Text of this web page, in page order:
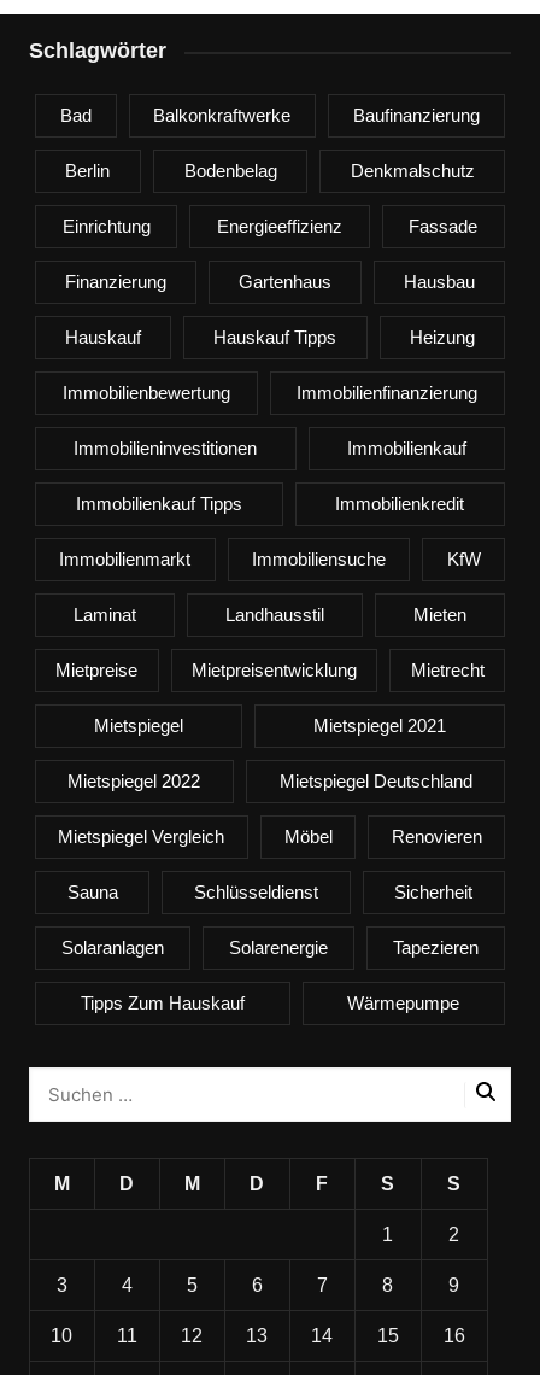
Schlagwörter
Bad Balkonkraftwerke Baufinanzierung
Berlin Bodenbelag Denkmalschutz
Einrichtung Energieeffizienz Fassade
Finanzierung Gartenhaus Hausbau
Hauskauf Hauskauf Tipps Heizung
Immobilienbewertung Immobilienfinanzierung
Immobilieninvestitionen Immobilienkauf
Immobilienkauf Tipps Immobilienkredit
Immobilienmarkt Immobiliensuche KfW
Laminat Landhausstil Mieten
Mietpreise Mietpreisentwicklung Mietrecht
Mietspiegel Mietspiegel 2021
Mietspiegel 2022 Mietspiegel Deutschland
Mietspiegel Vergleich Möbel Renovieren
Sauna Schlüsseldienst Sicherheit
Solaranlagen Solarenergie Tapezieren
Tipps Zum Hauskauf Wärmepumpe
M D M D F S S
1 2
3 4 5 6 7 8 9
10 11 12 13 14 15 16